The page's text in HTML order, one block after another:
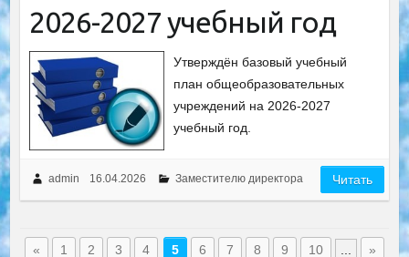
2026-2027 учебный год
Утверждён базовый учебный
план общеобразовательных
учреждений на 2026-2027
учебный год.
admin 16.04.2026 Заместителю директора Читать
« 1 2 3 4 5 6 7 8 9 10 ... »